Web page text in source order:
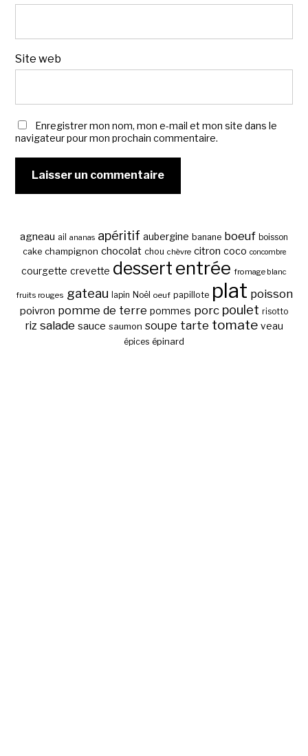
Site web
Enregistrer mon nom, mon e-mail et mon site dans le
navigateur pour mon prochain commentaire.
agneau ail ananas apéritif aubergine banane boeuf boisson
cake champignon chocolat chou chèvre citron coco concombre
courgette crevette dessert entrée fromage blanc
fruits rouges gateau lapin Noël oeuf papillote plat poisson
poivron pomme de terre pommes porc poulet risotto
riz salade sauce saumon soupe tarte tomate veau
épices épinard